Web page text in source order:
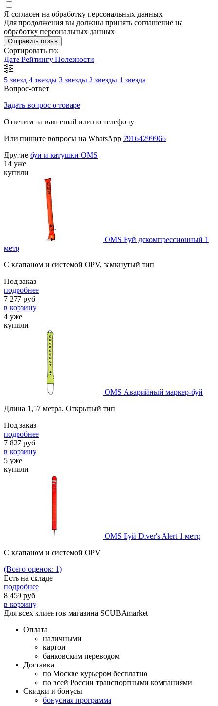
Я согласен на обработку персональных данных
Для продолжения вы должны принять соглашение на
обработку персональных данных
Отправить отзыв
Сортировать по:
Дате Рейтингу Полезности
5 звезд 4 звезды 3 звезды 2 звезды 1 звезда
Вопрос-ответ
Задать вопрос о товаре
Ответим на ваш email или по телефону
Или пишите вопросы на WhatsApp 79164299966
Другие буи и катушки OMS
14 уже
купили
OMS Буй декомпрессионный 1
метр
С клапаном и системой OPV, замкнутый тип
Под заказ
подробнее
7 277 руб.
в корзину
4 уже
купили
OMS Аварийный маркер-буй
Длина 1,57 метра. Открытый тип
Под заказ
подробнее
7 827 руб.
в корзину
5 уже
купили
OMS Буй Diver's Alert 1 метр
С клапаном и системой OPV
(Всего оценок: 1)
Есть на складе
подробнее
8 459 руб.
в корзину
Для всех клиентов магазина SCUBAmarket
Оплата
наличными
картой
банковским переводом
Доставка
по Москве курьером бесплатно
по всей России транспортными компаниями
Скидки и бонусы
бонусная программа